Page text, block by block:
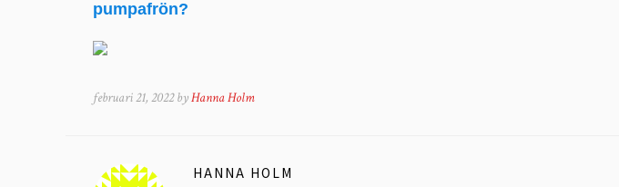
februari 21, 2022 byHanna Holm
HANNA HOLM